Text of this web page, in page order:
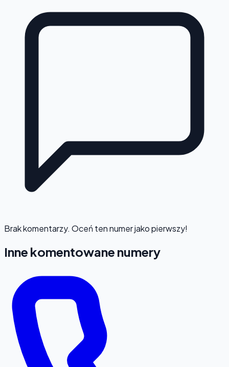
Brak komentarzy. Oceń ten numer jako pierwszy!
Inne komentowane numery